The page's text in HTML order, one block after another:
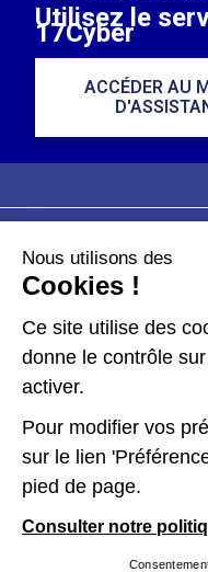
Utilisez le
17Cyber
ACCÉDER AU
Plan du site
Données
Gérer les cookies
Kit de
Accessibilité :
Nous utilisons des
Cookies !
Ce site utilise des
donne le contrôle
activer.
Pour modifier vos
sur le lien
pied de page.
Consulter notre